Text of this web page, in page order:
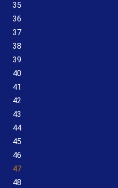
35
36
37
38
39
40
41
42
43
44
45
46
47
48